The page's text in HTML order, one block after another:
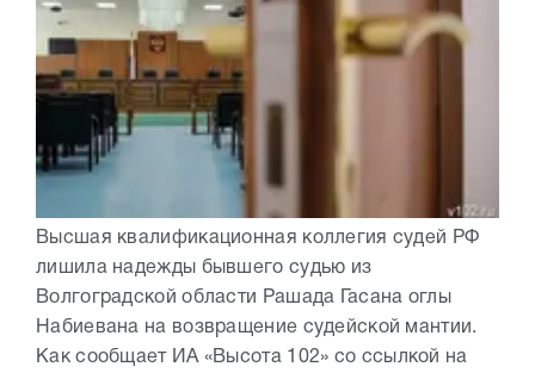
Высшая квалификационная коллегия судей РФ
лишила надежды бывшего судью из
Волгоградской области Рашада Гасана оглы
Набиевана на возвращение судейской мантии.
Как сообщает ИА «Высота 102» со ссылкой на